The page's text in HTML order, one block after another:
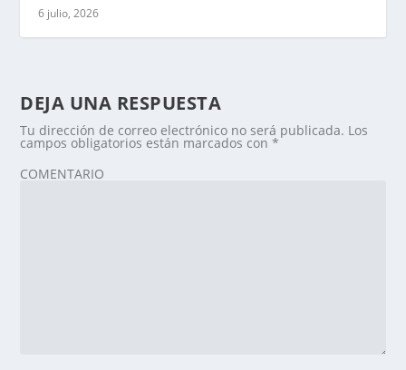
6 julio, 2026
DEJA UNA RESPUESTA
Tu dirección de correo electrónico no será publicada. Los
campos obligatorios están marcados con*
COMENTARIO